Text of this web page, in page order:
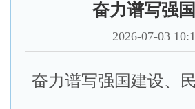
奋力谱写强
2026-07-03
奋力谱写强国建设、